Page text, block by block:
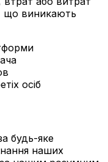
що виникають
осіб
будь-яке
наших